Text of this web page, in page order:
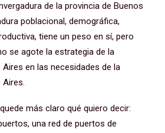
de la provincia de Buenos
poblacional, demográfica,
tiene un peso en sí, pero
se agote la estrategia de la
en las necesidades de la
Aires.
más claro qué quiero decir:
una red de puertos de